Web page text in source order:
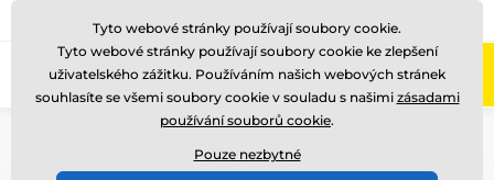
Zavolejte nám (Po-Pá 8-17)
Tyto webové stránky používají soubory cookie.
Tyto webové stránky používají soubory cookie ke zlepšení
uživatelského zážitku. Používáním našich webových stránek
souhlasíte se všemi soubory cookie v souladu s našimi zásadami
používání souborů cookie.
Pouze nezbytné